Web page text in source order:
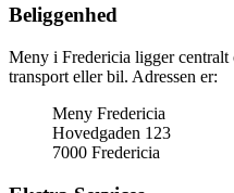
Beliggenhed
Meny i Fredericia ligger
transport eller bil. Adressen er:
Meny Fredericia
Hovedgaden 123
7000 Fredericia